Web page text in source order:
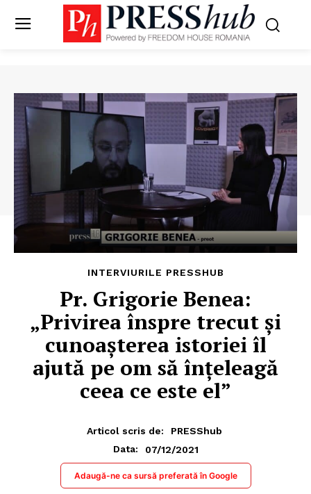
INTERVIURILE PRESSHUB
Pr. Grigorie Benea:
„Privirea înspre trecut și
cunoașterea istoriei îl
ajută pe om să înțeleagă
ceea ce este el”
Articol scris de:
PRESShub
Data:
07/12/2021
Adaugă-ne ca sursă preferată în Google